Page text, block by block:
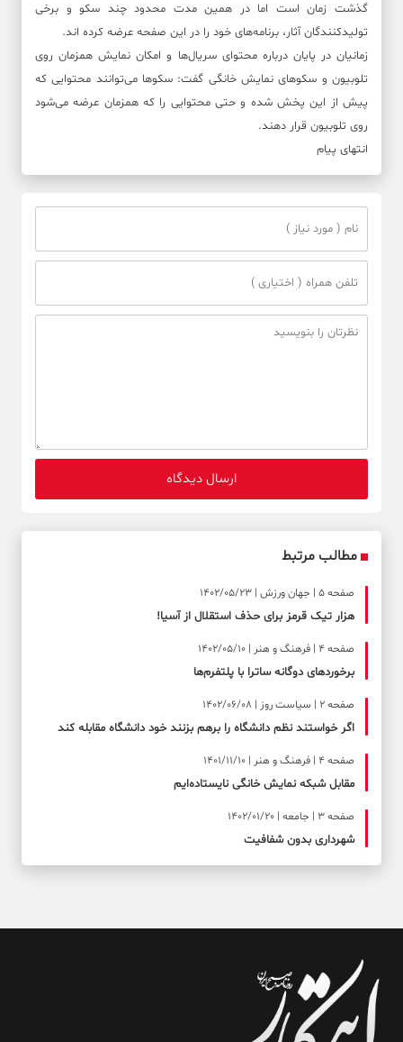
گذشت زمان است اما در همین مدت محدود چند سکو و برخی
تولیدکنندگان آثار، برنامه‌های خود را در این صفحه عرضه کرده اند.
زمانیان در پایان درباره محتوای سریال‌ها و امکان نمایش همزمان روی
تلوبیون و سکوهای نمایش خانگی گفت: سکوها می‌توانند محتوایی که
پیش از این پخش شده و حتی محتوایی را که همزمان عرضه می‌شود
روی تلوبیون قرار دهند.
انتهای پیام
مطالب مرتبط
صفحه ۵ | جهان ورزش | 1402/05/23
هزار تیک قرمز برای حذف استقلال از آسیا!
صفحه ۴ | فرهنگ و هنر | 1402/05/10
برخوردهای دوگانه ساترا با پلتفرم‌ها
صفحه ۲ | سیاست روز | 1402/06/08
اگر خواستند نظم دانشگاه را برهم بزنند خود دانشگاه مقابله کند
صفحه ۴ | فرهنگ و هنر | 1401/11/10
مقابل شبکه نمایش خانگی نایستاده‌ایم
صفحه ۳ | جامعه | 1402/01/20
شهرداری بدون شفافیت